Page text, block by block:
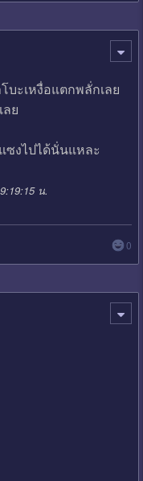
บะเหงื่อแตกพลั่กเลย
ย
ซงไปได้นั่นแหละ
น.
0